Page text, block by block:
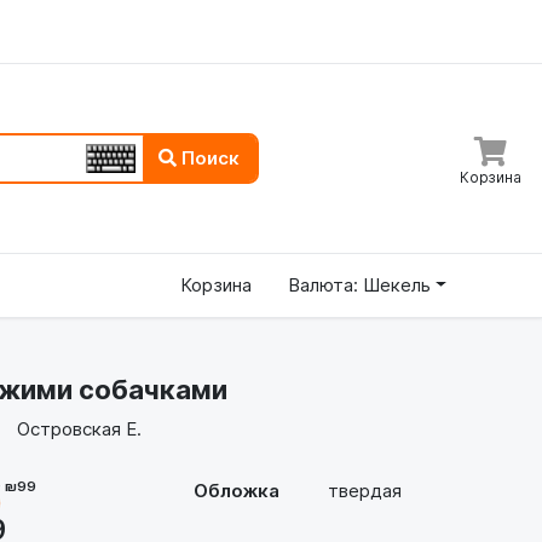
Поиск
Корзина
Корзина Валюта: Шекель
собачками
Островская Е.
Обложка твердая
₪99